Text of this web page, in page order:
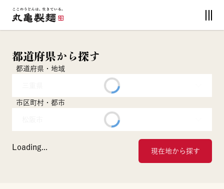
都道府県から探す
都道府県・地域
市区町村・都市
Loading... 現在地から探す